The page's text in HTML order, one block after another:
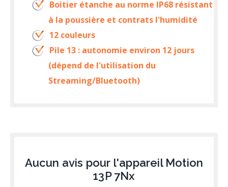
Boitier étanche au norme IP68 résistant
à la poussière et contrats l'humidité
12 couleurs
Pile 13 : autonomie environ 12 jours
(dépend de l'utilisation du
Streaming/Bluetooth)
Aucun avis pour l'appareil Motion
13P 7Nx